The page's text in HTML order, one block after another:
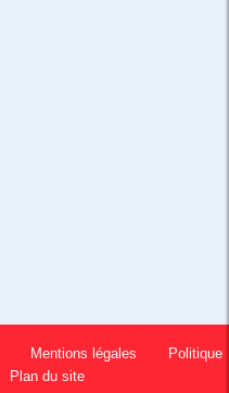
Mentions légales
Politique
Plan du site